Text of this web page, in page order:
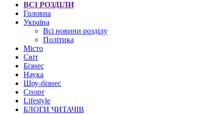
ВСІ РОЗДІЛИ
Головна
Україна
Всі новини розділу
Політика
Місто
Світ
Бізнес
Наука
Шоу-бізнес
Спорт
Lifestyle
БЛОГИ ЧИТАЧІВ